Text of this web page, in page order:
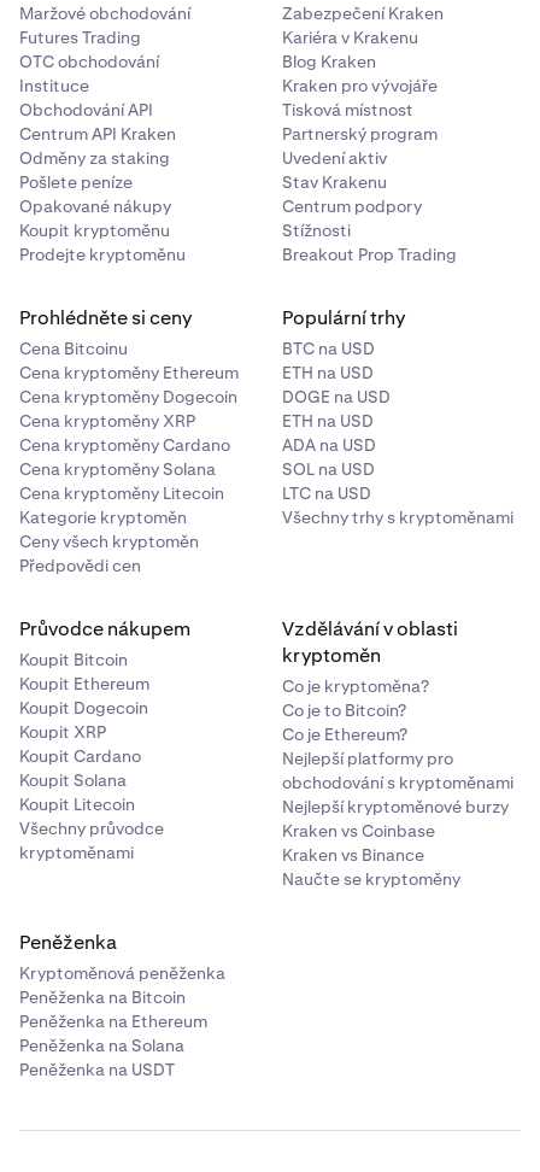
Maržové obchodování
Futures Trading
OTC obchodování
Instituce
Obchodování API
Centrum API Kraken
Odměny za staking
Pošlete peníze
Opakované nákupy
Koupit kryptoměnu
Prodejte kryptoměnu
Zabezpečení Kraken
Kariéra v Krakenu
Blog Kraken
Kraken pro vývojáře
Tisková místnost
Partnerský program
Uvedení aktiv
Stav Krakenu
Centrum podpory
Stížnosti
Breakout Prop Trading
Prohlédněte si ceny
Cena Bitcoinu
Cena kryptoměny Ethereum
Cena kryptoměny Dogecoin
Cena kryptoměny XRP
Cena kryptoměny Cardano
Cena kryptoměny Solana
Cena kryptoměny Litecoin
Kategorie kryptoměn
Ceny všech kryptoměn
Předpovědi cen
Populární trhy
BTC na USD
ETH na USD
DOGE na USD
ETH na USD
ADA na USD
SOL na USD
LTC na USD
Všechny trhy s kryptoměnami
Průvodce nákupem
Koupit Bitcoin
Koupit Ethereum
Koupit Dogecoin
Koupit XRP
Koupit Cardano
Koupit Solana
Koupit Litecoin
Všechny průvodce
kryptoměnami
Vzdělávání v oblasti
kryptoměn
Co je kryptoměna?
Co je to Bitcoin?
Co je Ethereum?
Nejlepší platformy pro
obchodování s kryptoměnami
Nejlepší kryptoměnové burzy
Kraken vs Coinbase
Kraken vs Binance
Naučte se kryptoměny
Peněženka
Kryptoměnová peněženka
Peněženka na Bitcoin
Peněženka na Ethereum
Peněženka na Solana
Peněženka na USDT